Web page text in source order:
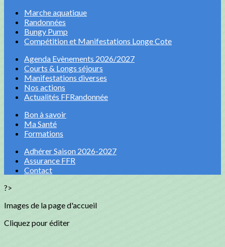
Marche aquatique
Randonnées
Bungy Pump
Compétition et Manifestations Longe Cote
Agenda Evènements 2026/2027
Courts & Longs séjours
Manifestations diverses
Nos actions
Actualités FFRandonnée
Bon à savoir
Ma Santé
Formations
Adhérer Saison 2026-2027
Assurance FFR
Contact
?>
Images de la page d'accueil
Cliquez pour éditer